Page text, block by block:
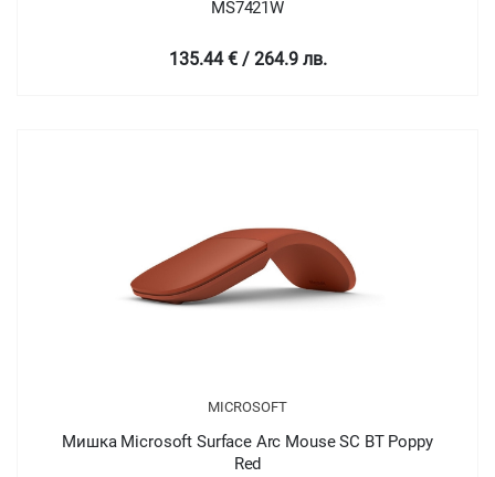
MS7421W
135.44 € / 264.9 лв.
MICROSOFT
Мишка Microsoft Surface Arc Mouse SC BT Poppy
Red